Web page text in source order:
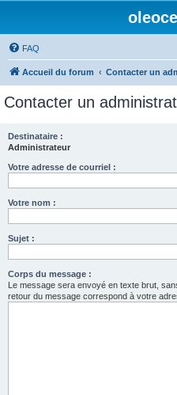
FAQ
Accueil du forum Contacter un
Contacter un
Destinataire :
Administrateur
Votre adresse de courriel :
Votre nom :
Sujet :
Corps du message :
Le message sera envoyé en texte brut,
retour du message correspond à votre